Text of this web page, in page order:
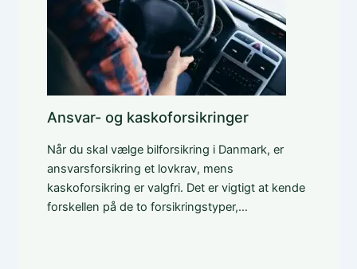
Ansvar- og kaskoforsikringer
Når du skal vælge bilforsikring i Danmark, er
ansvarsforsikring et lovkrav, mens
kaskoforsikring er valgfri. Det er vigtigt at kende
forskellen på de to forsikringstyper,…